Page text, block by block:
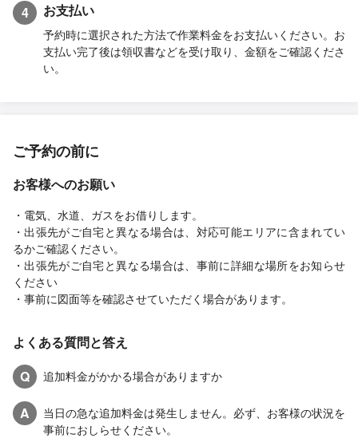
4 お支払い
予約時に選択された方法で作業料金をお支払いください。お
支払い完了後は領収書などを受け取り、金額をご確認くださ
い。
ご予約の前に
お客様へのお願い
・電気、水道、ガスをお借りします。
・出張先がご自宅と異なる場合は、対応可能エリアに含まれてい
るかご確認ください。
・出張先がご自宅と異なる場合は、事前に詳細な場所をお知らせ
ください
・事前に図面等を確認させていただく場合があります。
よくある質問と答え
Q
追加料金がかかる場合がありますか
A
当日の急な追加料金は発生しません。必ず、お客様の状況を
事前におしらせください。